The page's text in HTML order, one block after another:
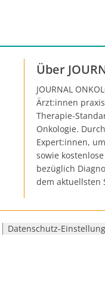
Über
JOURNAL
Ärzt:innen
Therapie-
Onkologie.
Expert:innen,
sowie
bezüglich
dem aktuellsten
Datenschutz-